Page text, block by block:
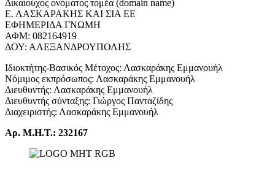
Δικαιούχος ονόματος τομέα (domain name)
Ε. ΛΑΣΚΑΡΑΚΗΣ ΚΑΙ ΣΙΑ ΕΕ
ΕΦΗΜΕΡΙΔΑ ΓΝΩΜΗ
ΑΦΜ: 082164919
ΔΟΥ: ΑΛΕΞΑΝΔΡΟΥΠΟΛΗΣ
Ιδιοκτήτης-Βασικός Μέτοχος: Λασκαράκης Εμμανουήλ
Νόμιμος εκπρόσωπος: Λασκαράκης Εμμανουήλ
Διευθυντής: Λασκαράκης Εμμανουήλ
Διευθυντής σύνταξης: Γιώργος Πανταζίδης
Διαχειριστής: Λασκαράκης Εμμανουήλ
Αρ. Μ.Η.Τ.: 232167